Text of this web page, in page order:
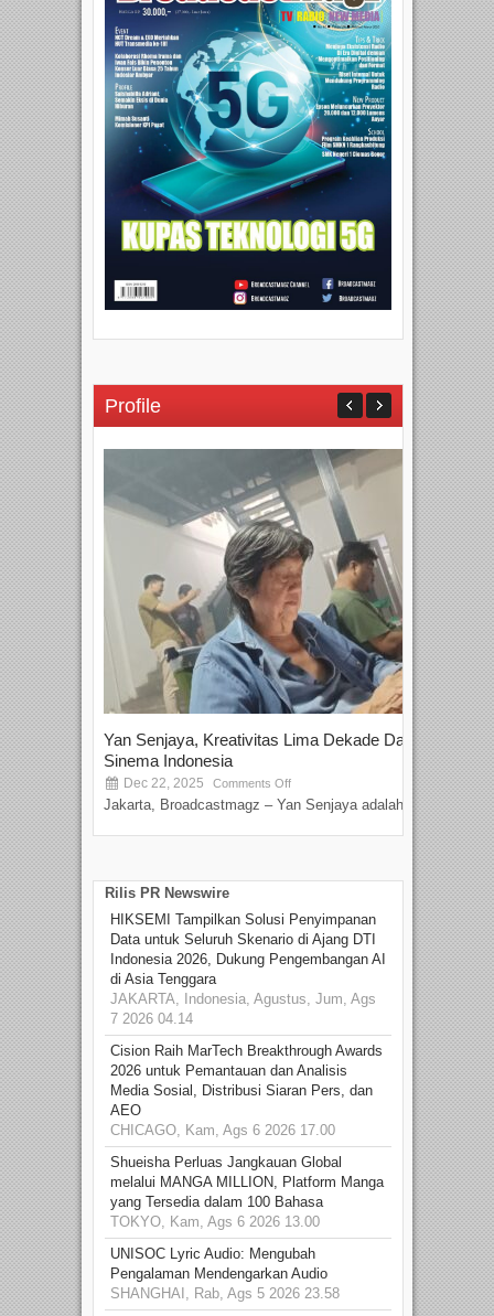
Profile
Yan Senjaya, Kreativitas Lima Dekade Dalam
Sinema Indonesia
Dec 22, 2025 Comments Off
Jakarta, Broadcastmagz – Yan Senjaya adalah...
Rilis PR Newswire
HIKSEMI Tampilkan Solusi Penyimpanan
Data untuk Seluruh Skenario di Ajang DTI
Indonesia 2026, Dukung Pengembangan AI
di Asia Tenggara
JAKARTA, Indonesia, Agustus, Jum, Ags
7 2026 04.14
Cision Raih MarTech Breakthrough Awards
2026 untuk Pemantauan dan Analisis
Media Sosial, Distribusi Siaran Pers, dan
AEO
CHICAGO, Kam, Ags 6 2026 17.00
Shueisha Perluas Jangkauan Global
melalui MANGA MILLION, Platform Manga
yang Tersedia dalam 100 Bahasa
TOKYO, Kam, Ags 6 2026 13.00
UNISOC Lyric Audio: Mengubah
Pengalaman Mendengarkan Audio
SHANGHAI, Rab, Ags 5 2026 23.58